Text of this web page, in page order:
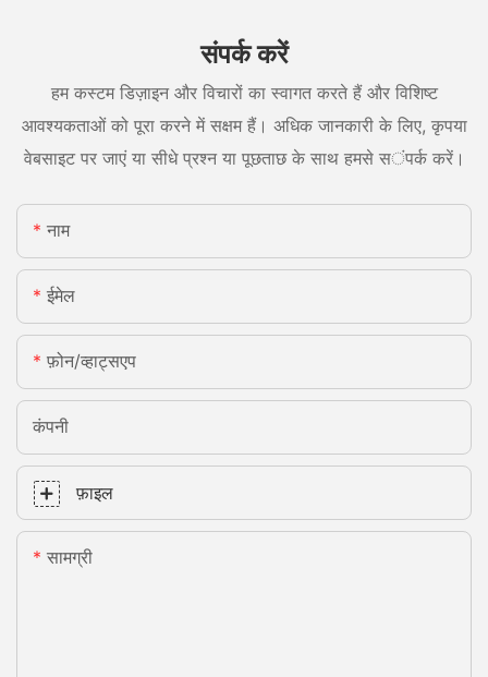
संपर्क करें
हम कस्टम डिज़ाइन और विचारों का स्वागत करते हैं और विशिष्ट
आवश्यकताओं को पूरा करने में सक्षम हैं। अधिक जानकारी के लिए, कृपया
वेबसाइट पर जाएं या सीधे प्रश्न या पूछताछ के साथ हमसे संपर्क करें।
नाम
ईमेल
फ़ोन/व्हाट्सएप
कंपनी
फ़ाइल
सामग्री